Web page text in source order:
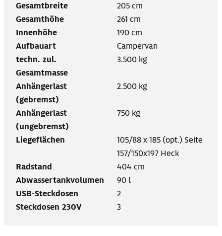
Gesamtbreite
205 cm
Gesamthöhe
261 cm
Innenhöhe
190 cm
Aufbauart
Campervan
techn. zul.
Gesamtmasse
3.500 kg
Anhängerlast
(gebremst)
2.500 kg
Anhängerlast
(ungebremst)
750 kg
Liegeflächen
105/88 x 185 (opt.) Seite
157/150x197 Heck
Radstand
404 cm
Abwassertankvolumen
90 l
USB-Steckdosen
2
Steckdosen 230V
3